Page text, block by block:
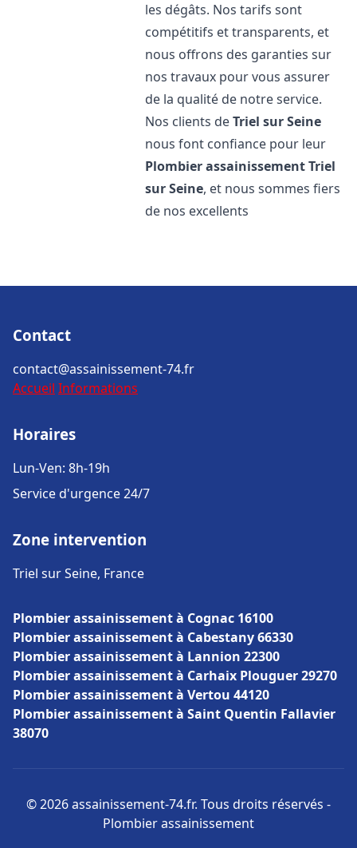
les dégâts. Nos tarifs sont
compétitifs et transparents, et
nous offrons des garanties sur
nos travaux pour vous assurer
de la qualité de notre service.
Nos clients deTriel sur Seine
nous font confiance pour leur
Plombier assainissementTriel
sur Seine, et nous sommes fiers
de nos excellents
Contact
contact@assainissement-74.fr
Accueil Informations
Horaires
Lun-Ven: 8h-19h
Service d'urgence 24/7
Zone intervention
Triel sur Seine, France
Plombier assainissement à Cognac 16100
Plombier assainissement à Cabestany 66330
Plombier assainissement à Lannion 22300
Plombier assainissement à Carhaix Plouguer 29270
Plombier assainissement à Vertou 44120
Plombier assainissement à Saint Quentin Fallavier
38070
© 2026 assainissement-74.fr. Tous droits réservés -
Plombier assainissement